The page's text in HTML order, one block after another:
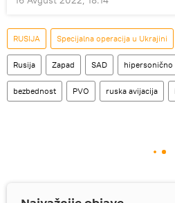
RUSIJA Specijalna operacija u Ukrajini
Rusija Zapad SAD hipersonično
bezbednost PVO ruska avijacija